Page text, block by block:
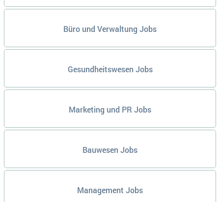
Büro und Verwaltung Jobs
Gesundheitswesen Jobs
Marketing und PR Jobs
Bauwesen Jobs
Management Jobs